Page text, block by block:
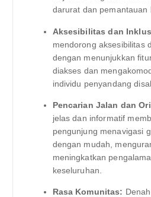
darurat dan pemantauan
Aksesibilitas dan
mendorong aksesibilitas
dengan menunjukkan
diakses dan
individu penyandang
Pencarian Jalan dan
jelas dan informatif
pengunjung menavigasi
dengan mudah,
meningkatkan
keseluruhan.
Rasa Komunitas: